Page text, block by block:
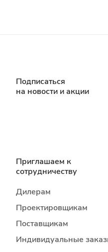
Подписаться
на новости и акции
Приглашаем к
сотрудничеству
Дилерам
Проектировщикам
Поставщикам
Индивидуальные